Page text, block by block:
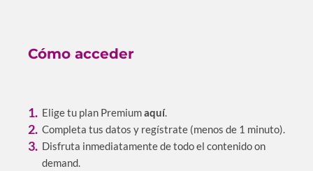
Cómo acceder
Elige tu plan Premiumaquí.
Completa tus datos y regístrate (menos de 1 minuto).
Disfruta inmediatamente de todo el contenido on
demand.